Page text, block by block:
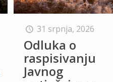
31 srpnja, 2026
Odluka o
raspisivanju
Javnog